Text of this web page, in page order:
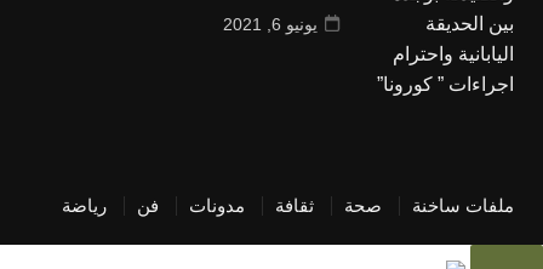
يونيو 6, 2021
ملفات ساخنة صحة ثقافة مدونات فن رياضة